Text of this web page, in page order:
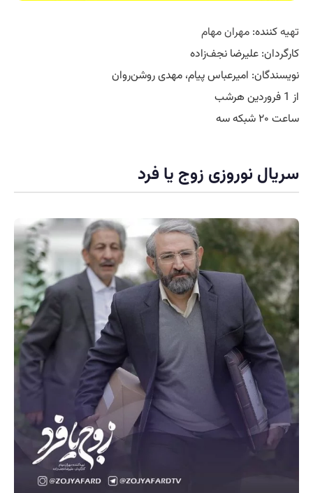
تهیهکننده: مهران مهام
کارگردان: علیرضا نجف‌زاده
نویسندگان: امیرعباس پیام، مهدی روشن‌روان
از 1 فروردین هرشب
ساعت ۲۰ شبکه سه
سریال نوروزی زوج یا فرد